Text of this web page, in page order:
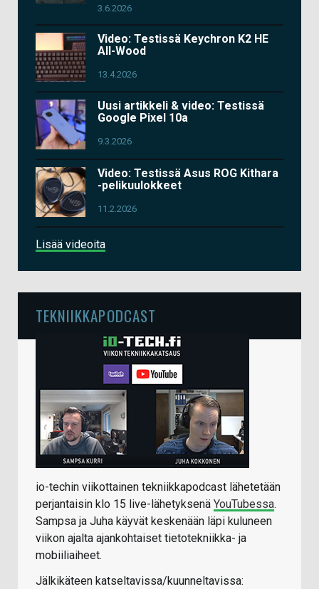
3.6.2026
Video: Testissä Keychron K2 HE
All-Wood
13.4.2026
Uusi artikkeli & video: Testissä
Google Pixel 10a
9.3.2026
Video: Testissä Asus ROG Kithara
-pelikuulokkeet
11.2.2026
Lisää videoita
TEKNIIKKAPODCAST
io-techin viikottainen tekniikkapodcast lähetetään
perjantaisin klo 15 live-lähetyksenä YouTubessa.
Sampsa ja Juha käyvät keskenään läpi kuluneen
viikon ajalta ajankohtaiset tietotekniikka- ja
mobiiliaiheet.
Jälkikäteen katseltavissa/kuunneltavissa: